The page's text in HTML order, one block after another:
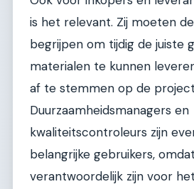
is het relevant. Zij moeten
begrijpen om tijdig de juiste
materialen te kunnen
af te stemmen op de
Duurzaamheidsmanagers en
kwaliteitscontroleurs zijn
belangrijke gebruikers,
verantwoordelijk zijn voor